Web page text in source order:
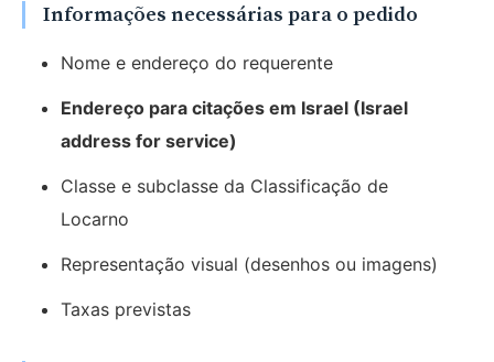
Informações necessárias para o pedido
Nome e endereço do requerente
Endereço para citações em Israel (Israel
address for service)
Classe e subclasse da Classificação de
Locarno
Representação visual (desenhos ou imagens)
Taxas previstas